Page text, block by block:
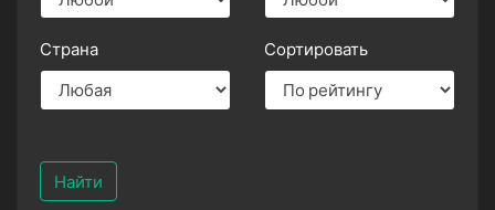
Страна Сортировать
Найти